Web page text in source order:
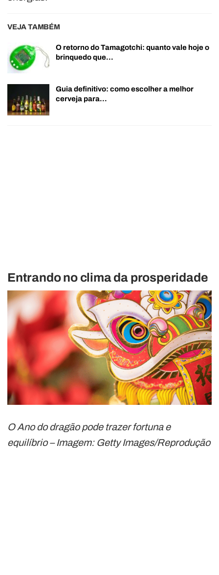
VEJA TAMBÉM
O retorno do Tamagotchi: quanto vale hoje o
brinquedo que…
Guia definitivo: como escolher a melhor
cerveja para…
Entrando no clima da prosperidade
O Ano do dragão pode trazer fortuna e
equilíbrio – Imagem: Getty Images/Reprodução